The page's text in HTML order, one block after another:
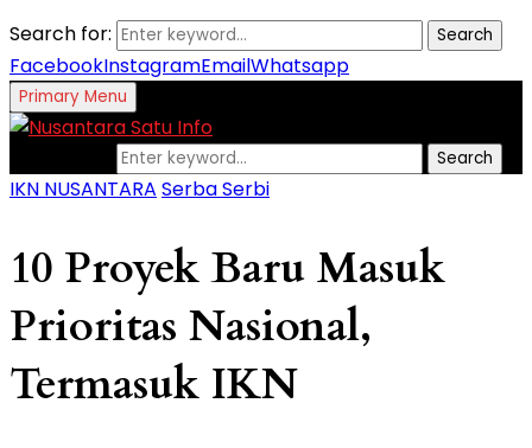
Search for:
Search
FacebookInstagramEmailWhatsapp
Primary Menu
Search
IKN NUSANTARA Serba Serbi
10 Proyek Baru Masuk
Prioritas Nasional,
Termasuk IKN